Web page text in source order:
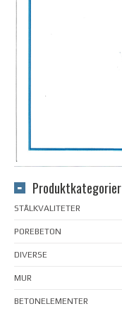
Produktkategorier
STÅLKVALITETER
POREBETON
DIVERSE
MUR
BETONELEMENTER